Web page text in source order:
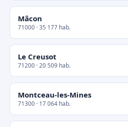
Mâcon
71000 · 35 177 hab.
Le Creusot
71200 · 20 509 hab.
Montceau-les-Mines
71300 · 17 064 hab.